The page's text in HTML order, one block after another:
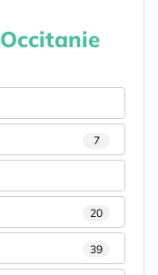
Occitanie
7
20
39